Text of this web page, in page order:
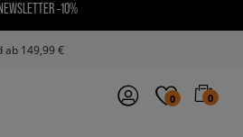
-10%
ab 149,99 €
0 0